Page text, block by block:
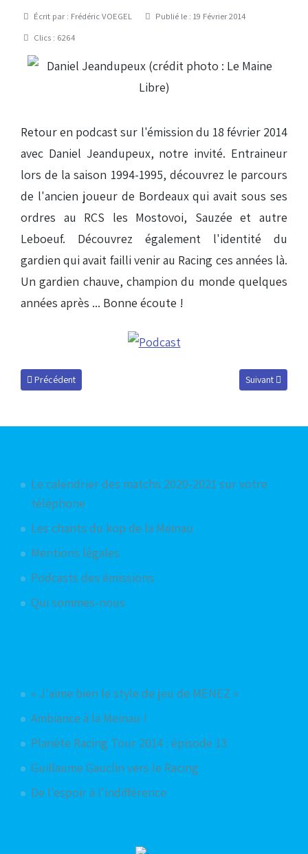
DétailsÉcrit par : Frédéric VOEGEL
Publié le : 19 Février 2014
Clics : 6264
Retour en podcast sur l'émission du 18 février 2014
avec Daniel Jeandupeux, notre invité. Entraineur
lors de la saison 1994-1995, découvrez le parcours
de l'ancien joueur de Bordeaux qui avait sous ses
ordres au RCS les Mostovoi, Sauzée et autre
Leboeuf. Découvrez également l'identité du
gardien qui avait failli venir au Racing ces années là.
Un gardien chauve, champion du monde quelques
années après ... Bonne écoute !
Article précédent : Jérémy Faug-Porret, invité du mardi 25 février 2014
Précédent Article suivant
Suivant
Le calendrier des matchs 2020-2021 sur votre
téléphone
Les chants du kop de la Meinau
Mentions légales
Podcasts des émissions
Qui sommes-nous
« J'aime bien le style de jeu de MENEZ »
Ambiance à la Meinau !
Planète Racing Tour 2014 : épisode 13
Guillaume Gauclin vers le Racing
De l'espoir à l'indifférence